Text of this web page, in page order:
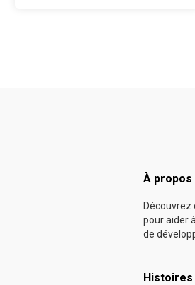
À propos
Découvrez
pour aider
de
Histoires